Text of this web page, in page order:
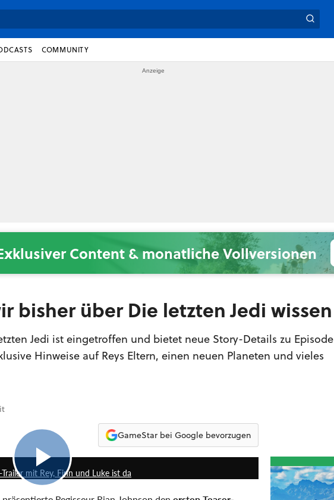
COMMUNITY
Content & monatliche Vollversionen
bisher über Die letzten Jedi wissen
Jedi ist eingetroffen und bietet neue Story-Details zu Episode
Hinweise auf Reys Eltern, einen neuen Planeten und vieles
GameStar bei Google bevorzugen
2:05
mit Rey, Finn und Luke ist da